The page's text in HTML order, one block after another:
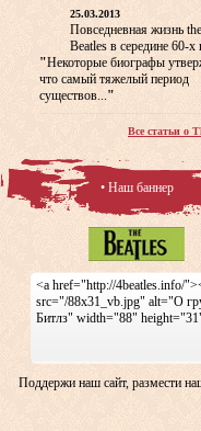
25.03.2013
Повседневная жизнь the
Beatles в середине 60-х
"Некоторые биографы
что самый тяжелый период
существов..."
Все статьи о
• Наш баннер
<a href="http://4beatles.info/
src="/88x31_vb.jpg" alt="О
Битлз" width="88"
Поддержи наш сайт, размести